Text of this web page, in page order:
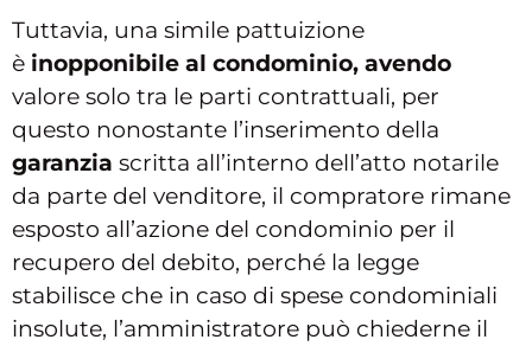
Tuttavia, una simile pattuizione
è inopponibile al condominio, avendo
valore solo tra le parti contrattuali, per
questo nonostante l’inserimento della
garanzia scritta all’interno dell’atto notarile
da parte del venditore, il compratore rimane
esposto all’azione del condominio per il
recupero del debito, perché la legge
stabilisce che in caso di spese condominiali
insolute, l’amministratore può chiederne il